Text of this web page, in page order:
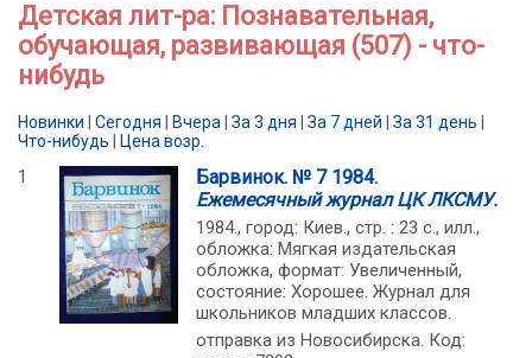
Детская лит-ра: Познавательная,
обучающая, развивающая (507) - что-
нибудь
Новинки Сегодня Вчера За 3 дня За 7 дней За 31 день
Что-нибудь
Цена возр.
1
Барвинок. № 7 1984.
Ежемесячный журнал ЦК ЛКСМУ.
1984., город: Киев., стр. : 23 с., илл.,
обложка: Мягкая издательская
обложка, формат: Увеличенный,
состояние: Хорошее. Журнал для
школьников младших классов.
отправка из Новосибирска. Код: